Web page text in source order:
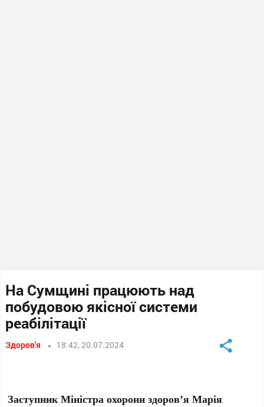
На Сумщині працюють над
побудовою якісної системи
реабілітації
Здоров'я 18:42, 20.07.2024
Заступник Міністра охорони здоров’я Марія